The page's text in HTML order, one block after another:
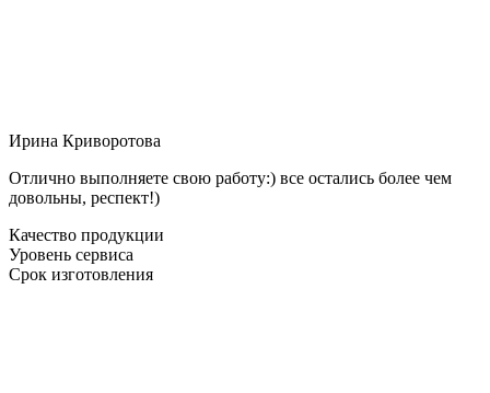
Ирина Криворотова
Отлично выполняете свою работу:) все остались более чем
довольны, респект!)
Качество продукции
Уровень сервиса
Срок изготовления